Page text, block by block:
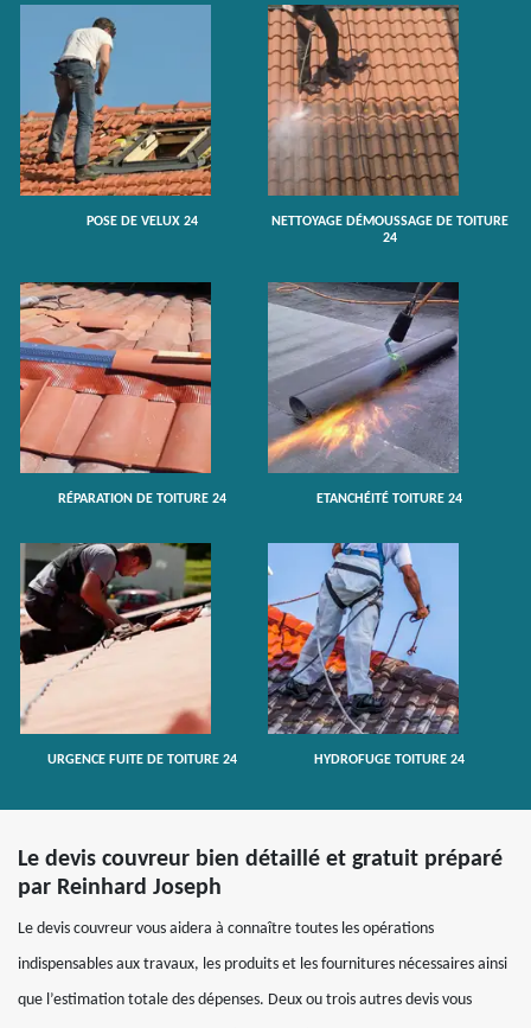
POSE DE VELUX 24
NETTOYAGE DÉMOUSSAGE DE TOITURE
24
RÉPARATION DE TOITURE 24 ETANCHÉITÉ TOITURE 24
URGENCE FUITE DE TOITURE 24 HYDROFUGE TOITURE 24
Le devis couvreur bien détaillé et gratuit préparé
par Reinhard Joseph
Le devis couvreur vous aidera à connaître toutes les opérations
indispensables aux travaux, les produits et les fournitures nécessaires ainsi
que l’estimation totale des dépenses. Deux ou trois autres devis vous